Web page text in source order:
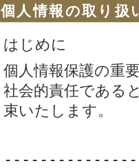
個人情報の取り扱
はじめに
個人情報保護の重
社会的責任である
束いたします。